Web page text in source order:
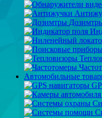
Автомобильные